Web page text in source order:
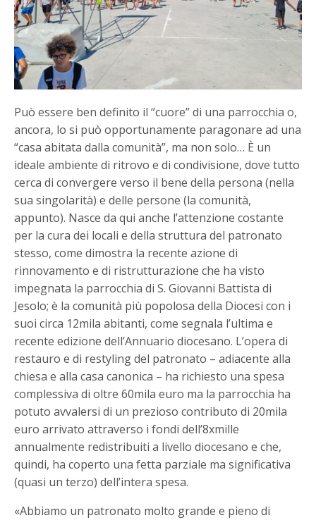
Può essere ben definito il “cuore” di una parrocchia o,
ancora, lo si può opportunamente paragonare ad una
“casa abitata dalla comunità”, ma non solo… È un
ideale ambiente di ritrovo e di condivisione, dove tutto
cerca di convergere verso il bene della persona (nella
sua singolarità) e delle persone (la comunità,
appunto). Nasce da qui anche l’attenzione costante
per la cura dei locali e della struttura del patronato
stesso, come dimostra la recente azione di
rinnovamento e di ristrutturazione che ha visto
impegnata la parrocchia di S. Giovanni Battista di
Jesolo; è la comunità più popolosa della Diocesi con i
suoi circa 12mila abitanti, come segnala l’ultima e
recente edizione dell’Annuario diocesano. L’opera di
restauro e di restyling del patronato – adiacente alla
chiesa e alla casa canonica – ha richiesto una spesa
complessiva di oltre 60mila euro ma la parrocchia ha
potuto avvalersi di un prezioso contributo di 20mila
euro arrivato attraverso i fondi dell’8xmille
annualmente redistribuiti a livello diocesano e che,
quindi, ha coperto una fetta parziale ma significativa
(quasi un terzo) dell’intera spesa.
«Abbiamo un patronato molto grande e pieno di